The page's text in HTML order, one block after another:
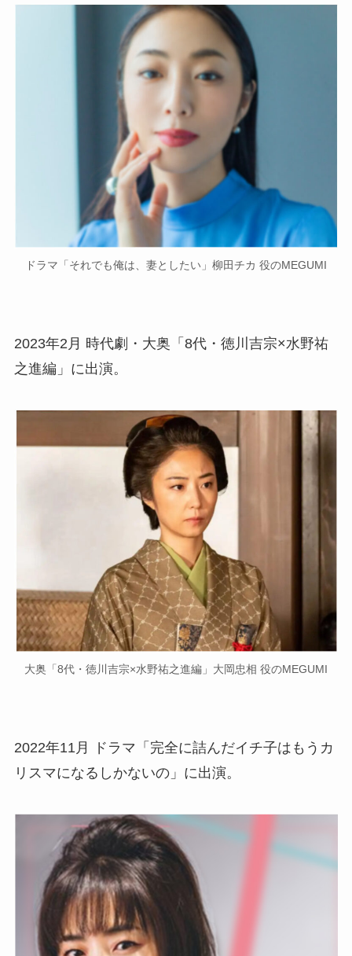
ドラマ「それでも俺は、妻としたい」柳田チカ 役のMEGUMI
2023年2月 時代劇・大奥「8代・徳川吉宗×水野祐
之進編」に出演。
大奥「8代・徳川吉宗×水野祐之進編」大岡忠相 役のMEGUMI
2022年11月 ドラマ「完全に詰んだイチ子はもうカ
リスマになるしかないの」に出演。